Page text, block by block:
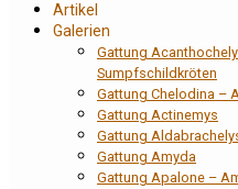
Artikel
Galerien
Gattung
Sumpfschildkröten
Gattung Chelodina –
Gattung Actinemys
Gattung
Gattung Amyda
Gattung Apalone –